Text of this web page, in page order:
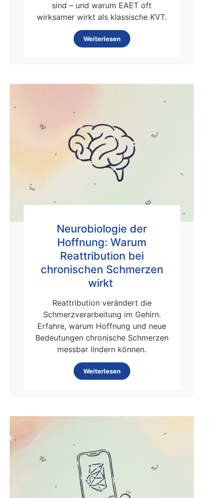
sind – und warum EAET oft
wirksamer wirkt als klassische KVT.
Weiterlesen
Neurobiologie der
Hoffnung: Warum
Reattribution bei
chronischen Schmerzen
wirkt
Reattribution verändert die
Schmerzverarbeitung im Gehirn.
Erfahre, warum Hoffnung und neue
Bedeutungen chronische Schmerzen
messbar lindern können.
Weiterlesen